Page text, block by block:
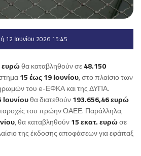
12 Ιουνίου 2026 15:45
ευρώθα καταβληθούν σε48.150
15 έως 19 Ιουνίου, στο πλαίσιο των
του e-ΕΦΚΑ και της ΔΥΠΑ.
Ιουνίουθα διατεθούν193.656,46 ευρώ
του πρώην ΟΑΕΕ. Παράλληλα,
, θα καταβληθούν15 εκατ. ευρώσε
της έκδοσης αποφάσεων για εφάπαξ